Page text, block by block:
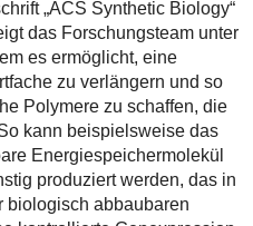
„ACS Synthetic Biology“
das Forschungsteam unter
es ermöglicht, eine
zu verlängern und so
Polymere zu schaffen, die
kann beispielsweise das
Energiespeichermolekül
produziert werden, das in
biologisch abbaubaren